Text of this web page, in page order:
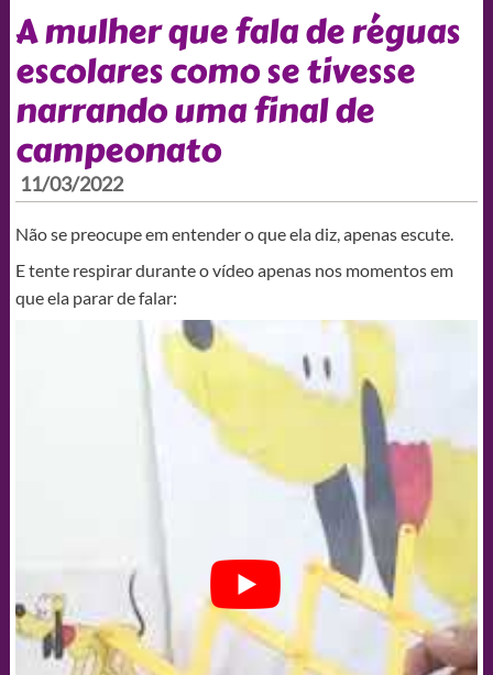
A mulher que fala de réguas
escolares como se tivesse
narrando uma final de
campeonato
11/03/2022
Não se preocupe em entender o que ela diz, apenas escute.
E tente respirar durante o vídeo apenas nos momentos em
que ela parar de falar: